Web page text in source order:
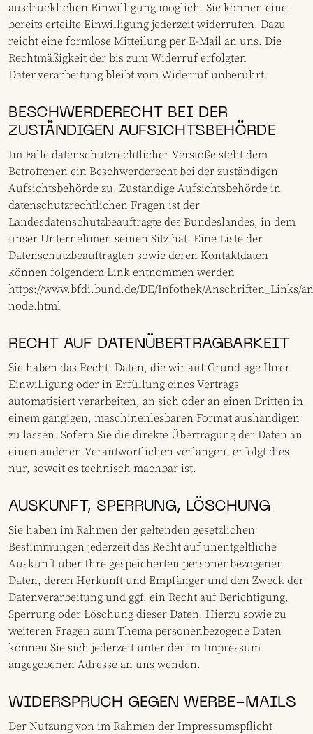
ausdrücklichen Einwilligung möglich. Sie können eine
bereits erteilte Einwilligung jederzeit widerrufen. Dazu
reicht eine formlose Mitteilung per E-Mail an uns. Die
Rechtmäßigkeit der bis zum Widerruf erfolgten
Datenverarbeitung bleibt vom Widerruf unberührt.
BESCHWERDERECHT BEI DER
ZUSTÄNDIGEN AUFSICHTSBEHÖRDE
Im Falle datenschutzrechtlicher Verstöße steht dem
Betroffenen ein Beschwerderecht bei der zuständigen
Aufsichtsbehörde zu. Zuständige Aufsichtsbehörde in
datenschutzrechtlichen Fragen ist der
Landesdatenschutzbeauftragte des Bundeslandes, in dem
unser Unternehmen seinen Sitz hat. Eine Liste der
Datenschutzbeauftragten sowie deren Kontaktdaten
können folgendem Link entnommen werden
https://www.bfdi.bund.de/DE/Infothek/Anschriften_Links/
node.html
RECHT AUF DATENÜBERTRAGBARKEIT
Sie haben das Recht, Daten, die wir auf Grundlage Ihrer
Einwilligung oder in Erfüllung eines Vertrags
automatisiert verarbeiten, an sich oder an einen Dritten in
einem gängigen, maschinenlesbaren Format aushändigen
zu lassen. Sofern Sie die direkte Übertragung der Daten an
einen anderen Verantwortlichen verlangen, erfolgt dies
nur, soweit es technisch machbar ist.
AUSKUNFT, SPERRUNG, LÖSCHUNG
Sie haben im Rahmen der geltenden gesetzlichen
Bestimmungen jederzeit das Recht auf unentgeltliche
Auskunft über Ihre gespeicherten personenbezogenen
Daten, deren Herkunft und Empfänger und den Zweck der
Datenverarbeitung und ggf. ein Recht auf Berichtigung,
Sperrung oder Löschung dieser Daten. Hierzu sowie zu
weiteren Fragen zum Thema personenbezogene Daten
können Sie sich jederzeit unter der im Impressum
angegebenen Adresse an uns wenden.
WIDERSPRUCH GEGEN WERBE-MAILS
Der Nutzung von im Rahmen der Impressumspflicht